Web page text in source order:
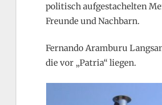
politisch aufgestachelten
Freunde und Nachbarn.
Fernando Aramburu
die vor „Patria“ liegen.